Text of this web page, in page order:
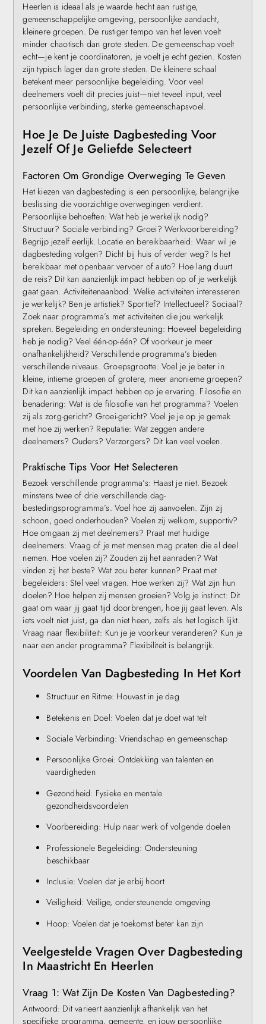
Heerlen is ideaal als je waarde hecht aan rustige,
gemeenschappelijke omgeving, persoonlijke aandacht,
kleinere groepen. De rustiger tempo van het leven voelt
minder chaotisch dan grote steden. De gemeenschap voelt
echt—je kent je coordinatoren, je voelt je echt gezien. Kosten
zijn typisch lager dan grote steden. De kleinere schaal
betekent meer persoonlijke begeleiding. Voor veel
deelnemers voelt dit precies juist—niet teveel input, veel
persoonlijke verbinding, sterke gemeenschapsvoel.
Hoe Je De Juiste Dagbesteding Voor
Jezelf Of Je Geliefde Selecteert
Factoren Om Grondige Overweging Te Geven
Het kiezen van dagbesteding is een persoonlijke, belangrijke
beslissing die voorzichtige overwegingen verdient.
Persoonlijke behoeften: Wat heb je werkelijk nodig?
Structuur? Sociale verbinding? Groei? Werkvoorbereiding?
Begrijp jezelf eerlijk. Locatie en bereikbaarheid: Waar wil je
dagbesteding volgen? Dicht bij huis of verder weg? Is het
bereikbaar met openbaar vervoer of auto? Hoe lang duurt
de reis? Dit kan aanzienlijk impact hebben op of je werkelijk
gaat gaan. Activiteitenaanbod: Welke activiteiten interesseren
je werkelijk? Ben je artistiek? Sportief? Intellectueel? Sociaal?
Zoek naar programma’s met activiteiten die jou werkelijk
spreken. Begeleiding en ondersteuning: Hoeveel begeleiding
heb je nodig? Veel één-op-één? Of voorkeur je meer
onafhankelijkheid? Verschillende programma’s bieden
verschillende niveaus. Groepsgrootte: Voel je je beter in
kleine, intieme groepen of grotere, meer anonieme groepen?
Dit kan aanzienlijk impact hebben op je ervaring. Filosofie en
benadering: Wat is de filosofie van het programma? Voelen
zij als zorg-gericht? Groei-gericht? Voel je je op je gemak
met hoe zij werken? Reputatie: Wat zeggen andere
deelnemers? Ouders? Verzorgers? Dit kan veel voelen.
Praktische Tips Voor Het Selecteren
Bezoek verschillende programma’s: Haast je niet. Bezoek
minstens twee of drie verschillende dag-
bestedingsprogramma’s. Voel hoe zij aanvoelen. Zijn zij
schoon, goed onderhouden? Voelen zij welkom, supportiv?
Hoe omgaan zij met deelnemers? Praat met huidige
deelnemers: Vraag of je met mensen mag praten die al deel
nemen. Hoe voelen zij? Zouden zij het aanraden? Wat
vinden zij het beste? Wat zou beter kunnen? Praat met
begeleiders: Stel veel vragen. Hoe werken zij? Wat zijn hun
doelen? Hoe helpen zij mensen groeien? Volg je instinct: Dit
gaat om waar jij gaat tijd doorbrengen, hoe jij gaat leven. Als
iets voelt niet juist, ga dan niet heen, zelfs als het logisch lijkt.
Vraag naar flexibiliteit: Kun je je voorkeur veranderen? Kun je
naar een ander programma? Flexibiliteit is belangrijk.
Voordelen Van Dagbesteding In Het Kort
Structuur en Ritme: Houvast in je dag
Betekenis en Doel: Voelen dat je doet wat telt
Sociale Verbinding: Vriendschap en gemeenschap
Persoonlijke Groei: Ontdekking van talenten en
vaardigheden
Gezondheid: Fysieke en mentale
gezondheidsvoordelen
Voorbereiding: Hulp naar werk of volgende doelen
Professionele Begeleiding: Ondersteuning
beschikbaar
Inclusie: Voelen dat je erbij hoort
Veiligheid: Veilige, ondersteunende omgeving
Hoop: Voelen dat je toekomst beter kan zijn
Veelgestelde Vragen Over Dagbesteding
In Maastricht En Heerlen
Vraag 1: Wat Zijn De Kosten Van Dagbesteding?
Antwoord: Dit varieert aanzienlijk afhankelijk van het
specifieke programma, gemeente, en jouw persoonlijke